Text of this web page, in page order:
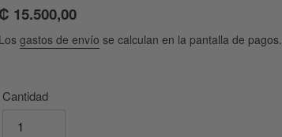
Precio
habitual
₡ 15.500,00
Los gastos de envío se calculan en la pantalla de pagos.
Cantidad